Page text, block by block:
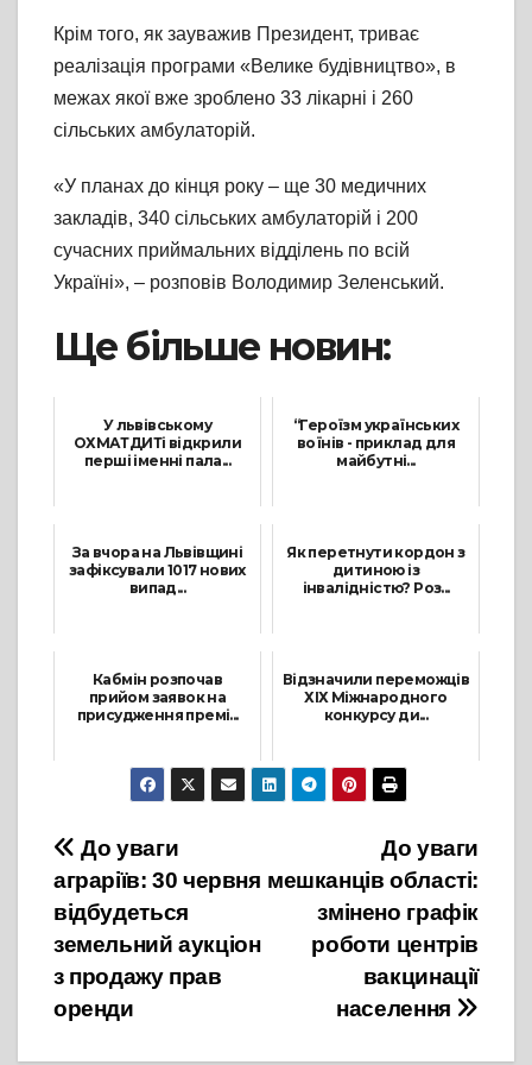
Крім того, як зауважив Президент, триває
реалізація програми «Велике будівництво», в
межах якої вже зроблено 33 лікарні і 260
сільських амбулаторій.
«У планах до кінця року – ще 30 медичних
закладів, 340 сільських амбулаторій і 200
сучасних приймальних відділень по всій
Україні», – розповів Володимир Зеленський.
Ще більше новин:
У львівському
ОХМАТДИТі відкрили
перші іменні пала...
“Героїзм українських
воїнів - приклад для
майбутні...
За вчора на Львівщині
зафіксували 1017 нових
випад...
Як перетнути кордон з
дитиною із
інвалідністю? Роз...
Кабмін розпочав
прийом заявок на
присудження премі...
10 Січня, 2022
Відзначили переможців
ХІХ Міжнародного
конкурсу ди...
1 Червня, 2021
Навігація
записів
До уваги
мешканців області:
змінено графік
роботи центрів
вакцинації
населення
До уваги
аграріїв: 30 червня
відбудеться
земельний аукціон
з продажу прав
оренди